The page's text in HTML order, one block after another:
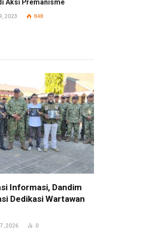
Aksi Premanisme
2023 848
Informasi, Dandim
Dedikasi Wartawan
7, 2026 0